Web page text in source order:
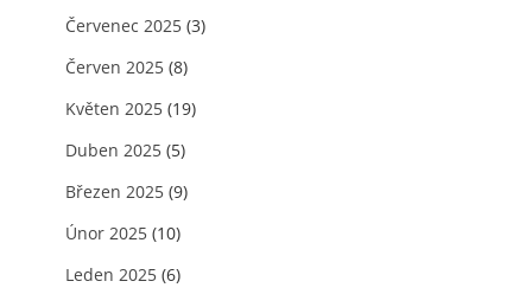
Červenec 2025 (3)
Červen 2025 (8)
Květen 2025 (19)
Duben 2025 (5)
Březen 2025 (9)
Únor 2025 (10)
Leden 2025 (6)